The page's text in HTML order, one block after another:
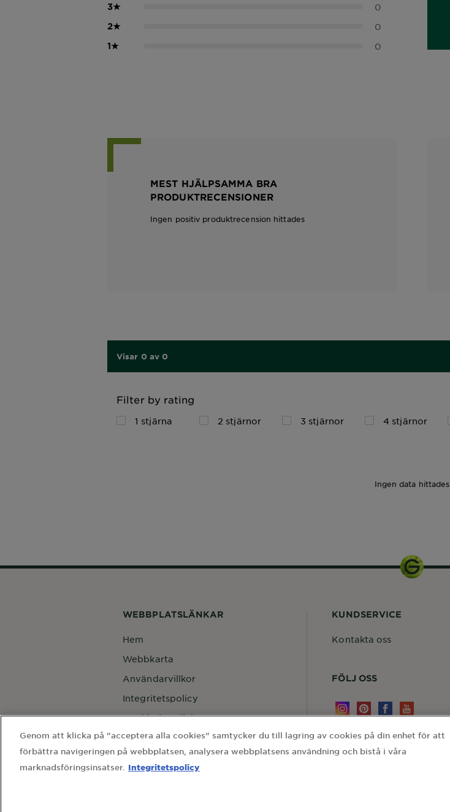
3★ 0
2★ 0
1★ 0
MEST HJÄLPSAMMA BRA
PRODUKTRECENSIONER
Ingen positiv produktrecension hittades
Visar 0 av 0
Filter by rating
1 stjärna 2 stjärnor 3 stjärnor 4 stjärnor
Ingen data hittades
WEBBPLATSLÄNKAR
Hem
Webbkarta
Användarvillkor
Integritetspolicy
Cookie-inställningar
Kontakta vårt dataskyddsombud
Country
KUNDSERVICE
Kontakta oss
FÖLJ OSS
Genom att klicka på "acceptera alla cookies" samtycker du till lagring av cookies på din enhet för att
förbättra navigeringen på webbplatsen, analysera webbplatsens användning och bistå i våra
marknadsföringsinsatser. Integritetspolicy